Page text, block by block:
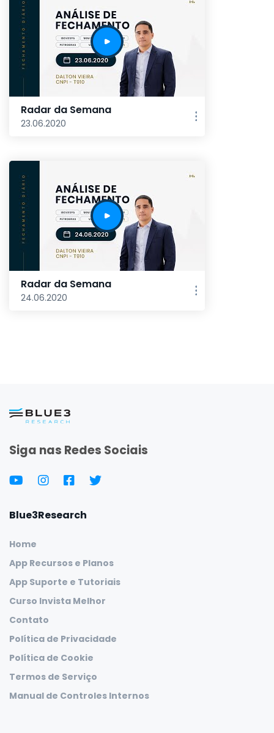
Radar da Semana
23.06.2020
Radar da Semana
24.06.2020
Siga nas Redes Sociais
Blue3Research
Home
App Recursos e Planos
App Suporte e Tutoriais
Curso Invista Melhor
Contato
Política de Privacidade
Política de Cookie
Termos de Serviço
Manual de Controles Internos